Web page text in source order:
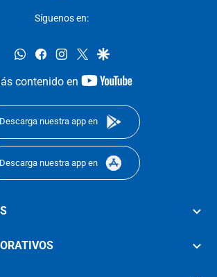
Síguenos en:
whatsappfacebookinstagram
twittergoogle
contenido en
youtube-
Descarga nuestra app en
Descarga nuestra app en